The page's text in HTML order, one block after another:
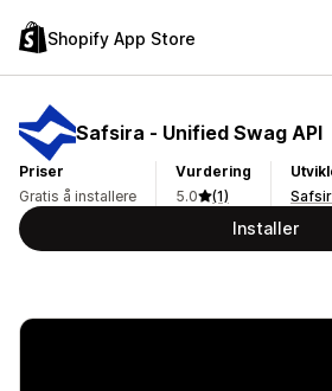
Shopify App Store
Safsira ‑ Unified Swag API
Priser
Gratis å installere
Vurdering
5.0
(1)
Installer